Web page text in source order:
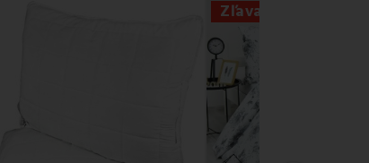
Zľava -51%